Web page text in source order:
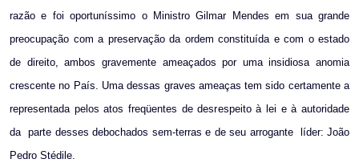
razão e foi oportuníssimo o Ministro Gilmar Mendes em sua grande
preocupação com a preservação da ordem constituída e com o estado
de direito, ambos gravemente ameaçados por uma insidiosa anomia
crescente no País. Uma dessas graves ameaças tem sido certamente a
representada pelos atos freqüentes de desrespeito à lei e à autoridade
da parte desses debochados sem-terras e de seu arrogante
líder: João
Pedro Stédile.